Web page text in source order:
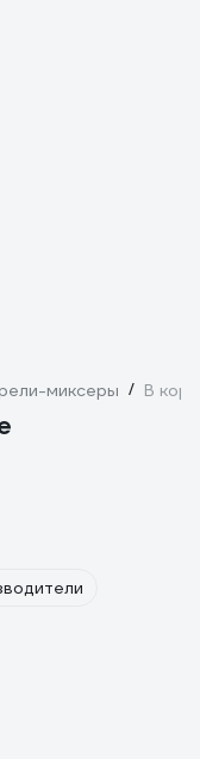
миксеры / В